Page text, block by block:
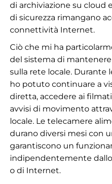
di archiviazione su cloud
di sicurezza rimangano
connettività Internet.
Ciò che mi ha
del sistema di
sulla rete locale.
ho potuto continuare a
diretta, accedere ai
avvisi di movimento
locale. Le telecamere
durano diversi mesi con
garantiscono un
indipendentemente
o di Internet.